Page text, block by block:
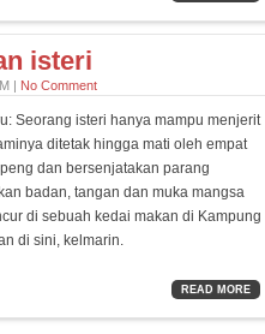
isteri
| No Comment
Seorang isteri hanya mampu menjerit
ditetak hingga mati oleh empat
dan bersenjatakan parang
badan, tangan dan muka mangsa
di sebuah kedai makan di Kampung
di sini, kelmarin.
READ MORE